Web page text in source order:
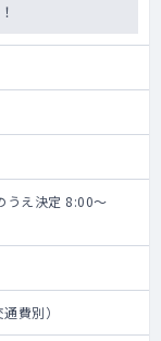
うえ決定 8:00～
費別）